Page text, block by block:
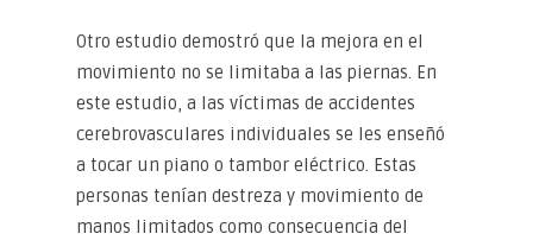
Otro estudio demostró que la mejora en el
movimiento no se limitaba a las piernas. En
este estudio, a las víctimas de accidentes
cerebrovasculares individuales se les enseñó
a tocar un piano o tambor eléctrico. Estas
personas tenían destreza y movimiento de
manos limitados como consecuencia del